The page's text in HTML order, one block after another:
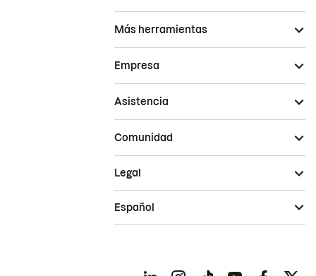
Más herramientas
Empresa
Asistencia
Comunidad
Legal
Español